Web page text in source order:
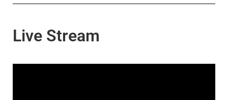
Live Stream